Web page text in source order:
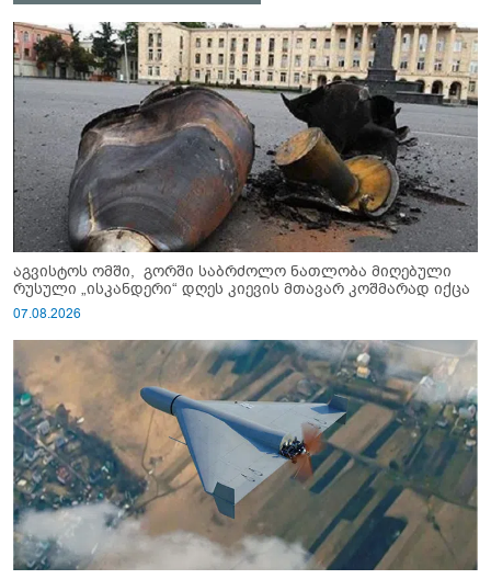
აგვისტოს ომში, გორში საბრძოლო ნათლობა მიღებული
რუსული „ისკანდერი“ დღეს კიევის მთავარ კოშმარად იქცა
07.08.2026